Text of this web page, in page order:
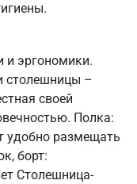
и эргономики.
столешницы –
своей
Полка:
удобно размещать
борт:
Столешница-